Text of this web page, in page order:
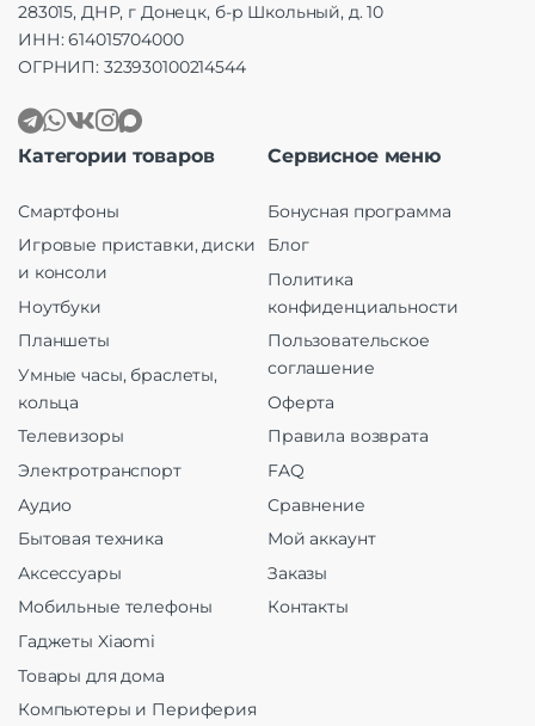
283015, ДНР, г Донецк, б-р Школьный, д. 10
ИНН: 614015704000
ОГРНИП: 323930100214544
Категории товаров
Смартфоны
Игровые приставки, диски
и консоли
Ноутбуки
Планшеты
Умные часы, браслеты,
кольца
Телевизоры
Электротранспорт
Аудио
Бытовая техника
Аксессуары
Мобильные телефоны
Гаджеты Xiaomi
Товары для дома
Компьютеры и Периферия
Сервисное меню
Бонусная программа
Блог
Политика
конфиденциальности
Пользовательское
соглашение
Оферта
Правила возврата
FAQ
Сравнение
Мой аккаунт
Заказы
Контакты